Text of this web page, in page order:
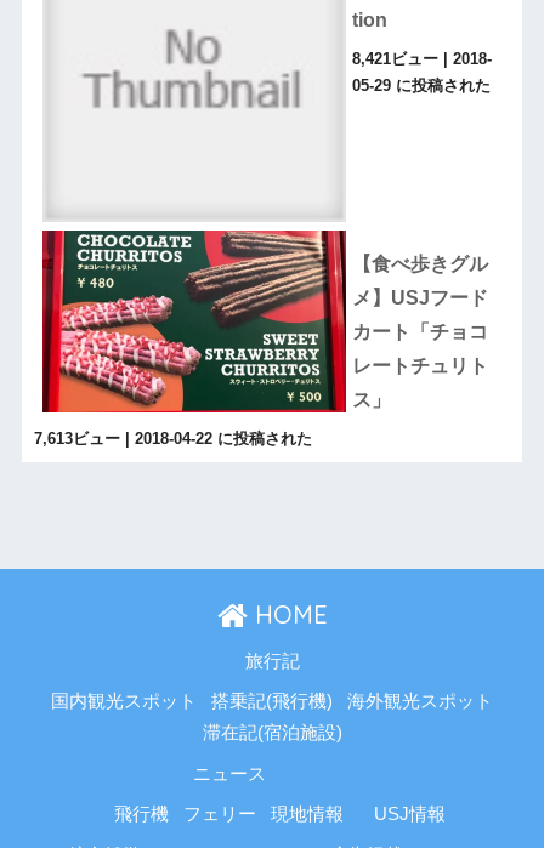
tion
8,421ビュー| 2018-
05-29 に投稿された
【食べ歩きグル
メ】USJフード
カート「チョコ
レートチュリト
ス」
7,613ビュー| 2018-04-22 に投稿された
HOME
旅行記
国内観光スポット 搭乗記(飛行機)
海外観光スポット
滞在記(宿泊施設)
ニュース
飛行機 フェリー 現地情報 USJ情報